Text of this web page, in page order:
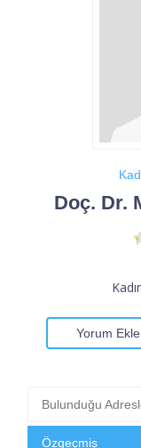
Doç. Dr.
Yorum Ekle
Bulunduğu
Özgeçmiş